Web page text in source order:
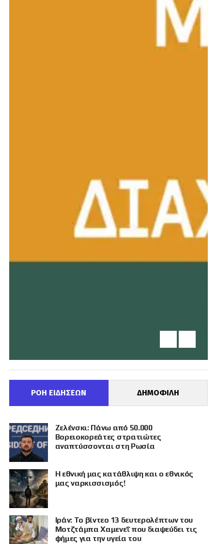
ΡΟΗ ΕΙΔΗΣΕΩΝ ΔΗΜΟΦΙΛΗ
Ζελένσκι: Πάνω από 50.000
Βορειοκορεάτες στρατιώτες
αναπτύσσονται στη Ρωσία
Η εθνική μας κατάθλιψη και ο εθνικός
μας ναρκισσισμός!
Ιράν: Το βίντεο 13 δευτερολέπτων του
Μοτζτάμπα Χαμενεΐ που διαψεύδει τις
φήμες για την υγεία του